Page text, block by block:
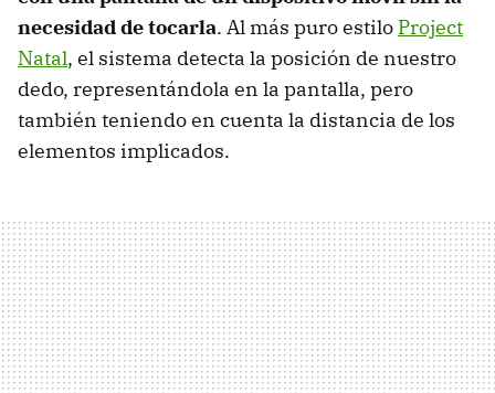
necesidad de tocarla. Al más puro estilo Project
Natal, el sistema detecta la posición de nuestro
dedo, representándola en la pantalla, pero
también teniendo en cuenta la distancia de los
elementos implicados.